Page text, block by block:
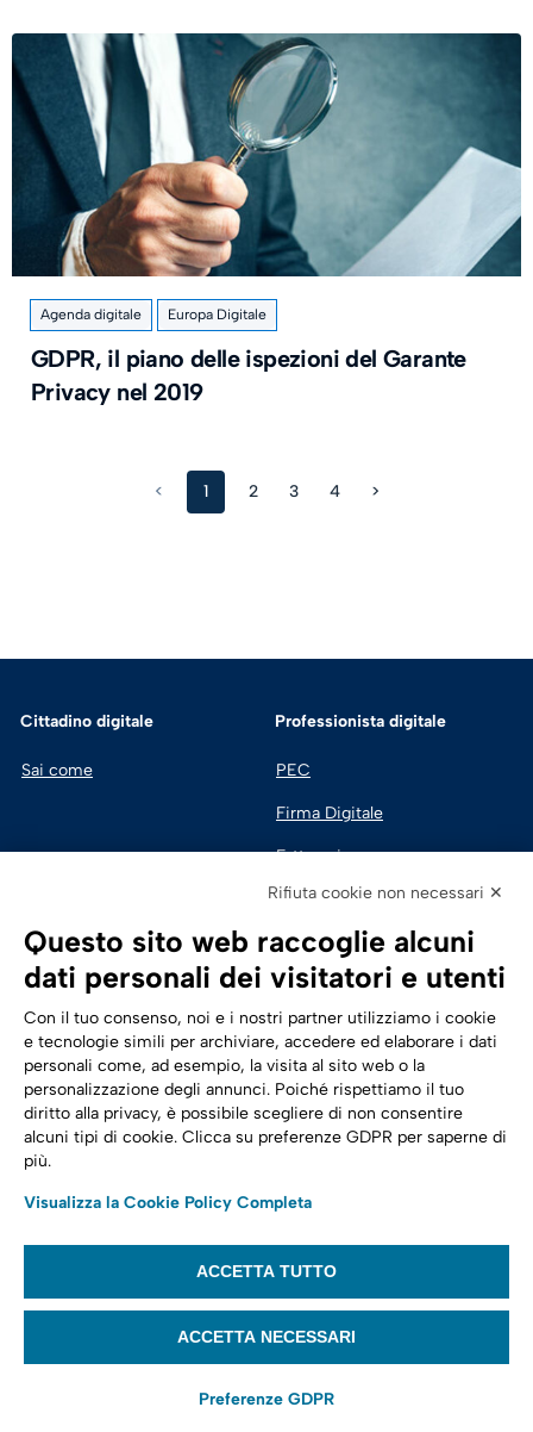
Agenda digitale Europa Digitale
GDPR, il piano delle ispezioni del Garante
Privacy nel 2019
< 1 2 3 4 >
Cittadino digitale
Sai come
Professionista digitale
PEC
Firma Digitale
Fatturazione
Sicurezza Digitale
Cloud
Trasformazione digitale
Energia
Telecomunicazioni
Automotive
Seguici su:
© 2022,Tinexta Infocert S.p.A.– P.IVA 07945211006 – Cap. Sociale €
22.117.536 – REA RM 1064345 – Sede legale: Piazzale Flaminio 1/B, 00196 –
Website privacy policy Cookie policy
Rifiuta cookie non necessari ✕
Questo sito web raccoglie alcuni
dati personali dei visitatori e utenti
Con il tuo consenso, noi e i nostri partner utilizziamo i cookie
e tecnologie simili per archiviare, accedere ed elaborare i dati
personali come, ad esempio, la visita al sito web o la
personalizzazione degli annunci. Poiché rispettiamo il tuo
diritto alla privacy, è possibile scegliere di non consentire
alcuni tipi di cookie. Clicca su preferenze GDPR per saperne di
più.
Visualizza la Cookie Policy Completa
ACCETTA TUTTO
ACCETTA NECESSARI
Preferenze GDPR